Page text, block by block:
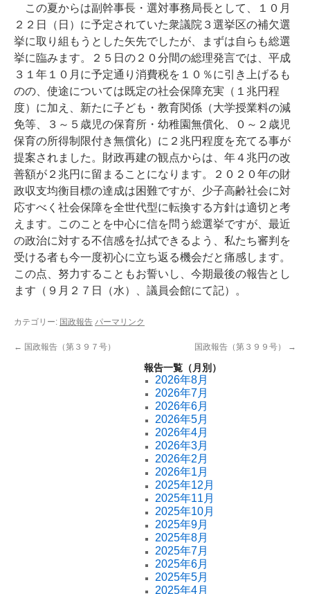
この夏からは副幹事長・選対事務局長として、１０月
２２日（日）に予定されていた衆議院３選挙区の補欠選
挙に取り組もうとした矢先でしたが、まずは自らも総選
挙に臨みます。２５日の２０分間の総理発言では、平成
３１年１０月に予定通り消費税を１０％に引き上げるも
のの、使途については既定の社会保障充実（１兆円程
度）に加え、新たに子ども・教育関係（大学授業料の減
免等、３～５歳児の保育所・幼稚園無償化、０～２歳児
保育の所得制限付き無償化）に２兆円程度を充てる事が
提案されました。財政再建の観点からは、年４兆円の改
善額が２兆円に留まることになります。２０２０年の財
政収支均衡目標の達成は困難ですが、少子高齢社会に対
応すべく社会保障を全世代型に転換する方針は適切と考
えます。このことを中心に信を問う総選挙ですが、最近
の政治に対する不信感を払拭できるよう、私たち審判を
受ける者も今一度初心に立ち返る機会だと痛感します。
この点、努力することもお誓いし、今期最後の報告とし
ます（９月２７日（水）、議員会館にて記）。
カテゴリー: 国政報告 パーマリンク
← 国政報告（第３９７号） 国政報告（第３９９号） →
報告一覧（月別）
2026年8月
2026年7月
2026年6月
2026年5月
2026年4月
2026年3月
2026年2月
2026年1月
2025年12月
2025年11月
2025年10月
2025年9月
2025年8月
2025年7月
2025年6月
2025年5月
2025年4月